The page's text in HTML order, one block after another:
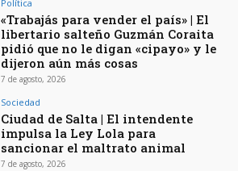
Política
«Trabajás para vender el país» | El
libertario salteño Guzmán Coraita
pidió que no le digan «cipayo» y le
dijeron aún más cosas
7 de agosto, 2026
Sociedad
Ciudad de Salta | El intendente
impulsa la Ley Lola para
sancionar el maltrato animal
7 de agosto, 2026